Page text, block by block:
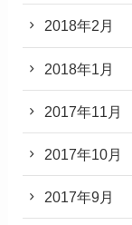
2018年2月
2018年1月
2017年11月
2017年10月
2017年9月